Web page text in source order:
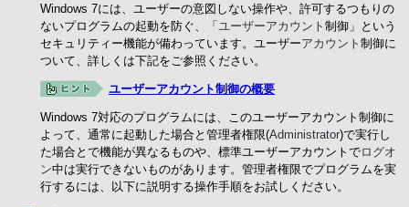
Windows 7には、ユーザーの意図しない操作や、許可するつもりの
ないプログラムの起動を防ぐ、「 ユーザーアカウント 制御」という
セキュリティー機能が備わっています。ユーザーアカウント 制御に
ついて、詳しくは下記をご参照ください。
ユーザーアカウント制御の概要
Windows 7対応のプログラムには、このユーザーアカウント制御に
よって、通常に起動した場合と管理者権限(Administrator)で実行し
た場合とで機能が異なるものや、標準ユーザーアカウントでログオ
ン中は実行できないものがあります。管理者権限でプログラムを実
行するには、以下に説明する操作手順をお試しください。